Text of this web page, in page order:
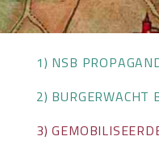
BEELDBANK
KASTELEN IN WEST
WO II
OVER HKWB
1) NSB
2) BURGERWACHT
3)